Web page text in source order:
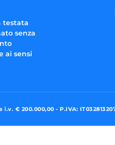
testata
senza
ai sensi
€ 200.000,00 - P.IVA: